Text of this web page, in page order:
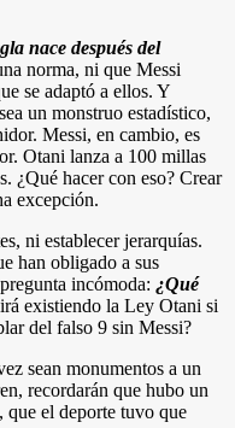
nace después del
norma, ni que Messi
se adaptó a ellos. Y
un monstruo estadístico,
Messi, en cambio, es
Otani lanza a 100 millas
¿Qué hacer con eso? Crear
excepción.
ni establecer jerarquías.
han obligado a sus
incómoda: ¿Qué
existiendo la Ley Otani si
del falso 9 sin Messi?
sean monumentos a un
recordarán que hubo un
que el deporte tuvo que